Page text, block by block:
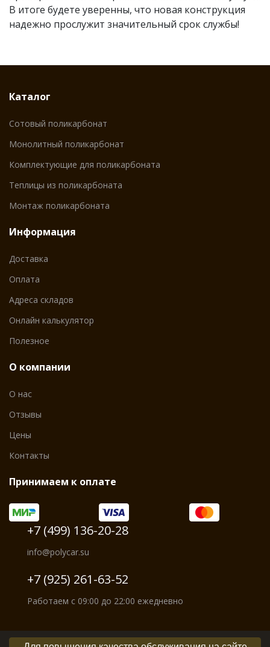
В итоге будете уверенны, что новая конструкция
надежно прослужит значительный срок службы!
Каталог
Сотовый поликарбонат
Монолитный поликарбонат
Комплектующие для поликарбоната
Теплицы из поликарбоната
Монтаж поликарбоната
Информация
Доставка
Оплата
Адреса складов
Онлайн калькулятор
Полезное
О компании
О нас
Отзывы
Цены
Контакты
Принимаем к оплате
+7 (499) 136-20-28
info@polycar.su
+7 (925) 261-63-52
Работаем с 09:00 до 22:00 ежедневно